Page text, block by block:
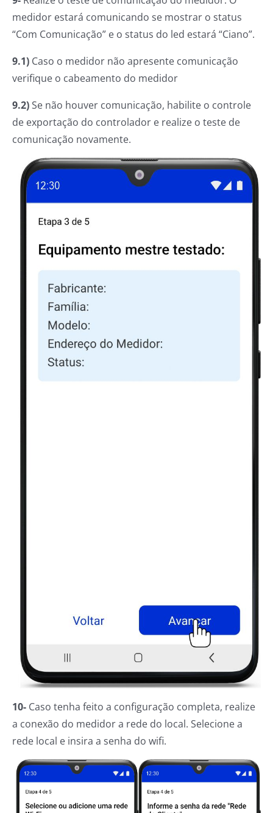
medidor estará comunicando se mostrar o status
“Com Comunicação” e o status do led estará “Ciano”.
9.1) Caso o medidor não apresente comunicação
verifique o cabeamento do medidor
9.2)Se não houver comunicação, habilite o controle
de exportação do controlador e realize o teste de
comunicação novamente.
10- Caso tenha feito a configuração completa, realize
a conexão do medidor a rede do local. Selecione a
rede local e insira a senha do wifi.